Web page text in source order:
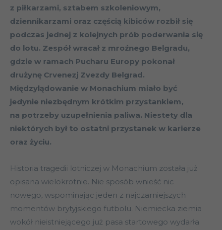
z piłkarzami, sztabem szkoleniowym,
dziennikarzami oraz częścią kibiców rozbił się
podczas jednej z kolejnych prób poderwania się
do lotu. Zespół wracał z mroźnego Belgradu,
gdzie w ramach Pucharu Europy pokonał
drużynę Crvenezj Zvezdy Belgrad.
Międzylądowanie w Monachium miało być
jedynie niezbędnym krótkim przystankiem,
na potrzeby uzupełnienia paliwa. Niestety dla
niektórych był to ostatni przystanek w karierze
oraz życiu.
Historia tragedii lotniczej w Monachium została już
opisana wielokrotnie. Nie sposób wnieść nic
nowego, wspominając jeden z najczarniejszych
momentów brytyjskiego futbolu. Niemiecka ziemia
wokół nieistniejącego już pasa startowego wydarła